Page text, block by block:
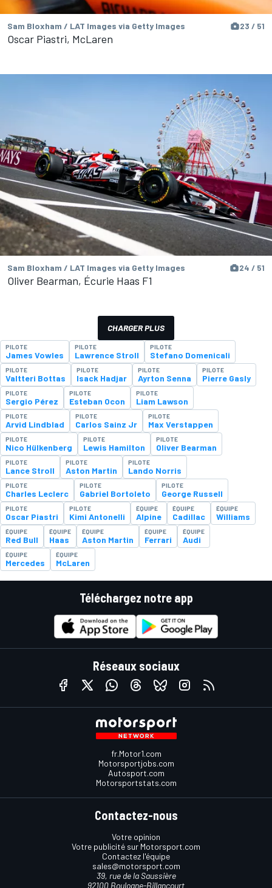
Sam Bloxham / LAT Images via Getty Images 23 / 51
Oscar Piastri, McLaren
Sam Bloxham / LAT Images via Getty Images 24 / 51
Oliver Bearman, Écurie Haas F1
CHARGER PLUS
PILOTE
James Vowles
PILOTE
Lawrence Stroll
PILOTE
Stefano Domenicali
PILOTE
Valtteri Bottas
PILOTE
Isack Hadjar
PILOTE
Ayrton Senna
PILOTE
Pierre Gasly
PILOTE
Sergio Pérez
PILOTE
Esteban Ocon
PILOTE
Liam Lawson
PILOTE
Arvid Lindblad
PILOTE
Carlos Sainz Jr
PILOTE
Max Verstappen
PILOTE
Nico Hülkenberg
PILOTE
Lewis Hamilton
PILOTE
Oliver Bearman
PILOTE
Lance Stroll
PILOTE
Aston Martin
PILOTE
Lando Norris
PILOTE
Charles Leclerc
PILOTE
Gabriel Bortoleto
PILOTE
George Russell
PILOTE
Oscar Piastri
PILOTE
Kimi Antonelli
ÉQUIPE
Alpine
ÉQUIPE
Cadillac
ÉQUIPE
Williams
ÉQUIPE
Red Bull
ÉQUIPE
Haas
ÉQUIPE
Aston Martin
ÉQUIPE
Ferrari
ÉQUIPE
Audi
ÉQUIPE
Mercedes
ÉQUIPE
McLaren
Téléchargez notre app
Réseaux sociaux
fr.Motor1.com
Motorsportjobs.com
Autosport.com
Motorsportstats.com
Contactez-nous
Votre opinion
Votre publicité sur Motorsport.com
Contactez l'équipe
sales@motorsport.com
39, rue de la Saussière
92100 Boulogne-Billancourt